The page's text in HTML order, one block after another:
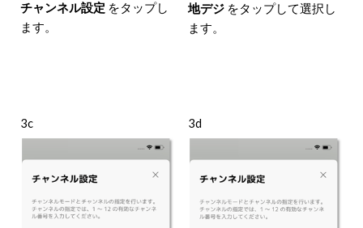
チャンネル設定 をタップし
ます。
地デジ をタップして選択し
ます。
3c 3d